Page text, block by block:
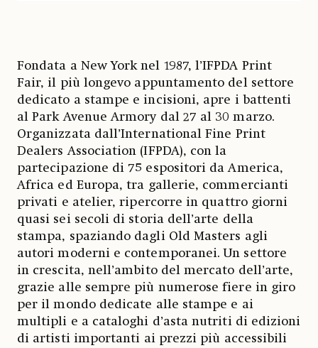
Fondata a New York nel 1987, l’IFPDA Print
Fair, il più longevo appuntamento del settore
dedicato a stampe e incisioni, apre i battenti
al Park Avenue Armory dal 27 al 30 marzo.
Organizzata dall’International Fine Print
Dealers Association (IFPDA), con la
partecipazione di 75 espositori da America,
Africa ed Europa, tra gallerie, commercianti
privati e atelier, ripercorre in quattro giorni
quasi sei secoli di storia dell’arte della
stampa, spaziando dagli Old Masters agli
autori moderni e contemporanei. Un settore
in crescita, nell’ambito del mercato dell’arte,
grazie alle sempre più numerose fiere in giro
per il mondo dedicate alle stampe e ai
multipli e a cataloghi d’asta nutriti di edizioni
di artisti importanti ai prezzi più accessibili